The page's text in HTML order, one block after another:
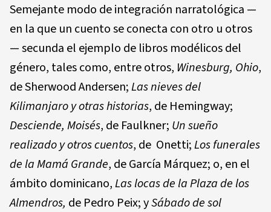
Semejante modo de integración narratológica —
en la que un cuento se conecta con otro u otros
— secunda el ejemplo de libros modélicos del
género, tales como, entre otros, Winesburg, Ohio,
de Sherwood Andersen;Las nieves del
Kilimanjaro y otras historias, de Hemingway;
Desciende, Moisés, de Faulkner; Un sueño
realizado y otros cuentos, de Onetti;Los funerales
de la Mamá Grande, de García Márquez; o, en el
ámbito dominicano,Las locas de la Plaza de los
Almendros, de Pedro Peix; ySábado de sol